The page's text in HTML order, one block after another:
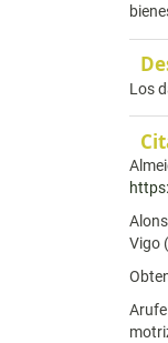
Los
Vigo